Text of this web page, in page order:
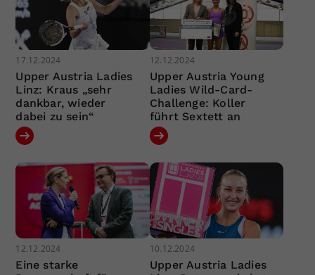
17.12.2024
Upper Austria Ladies
Linz: Kraus „sehr
dankbar, wieder
dabei zu sein“
12.12.2024
Upper Austria Young
Ladies Wild-Card-
Challenge: Koller
führt Sextett an
12.12.2024
Eine starke
10.12.2024
Upper Austria Ladies